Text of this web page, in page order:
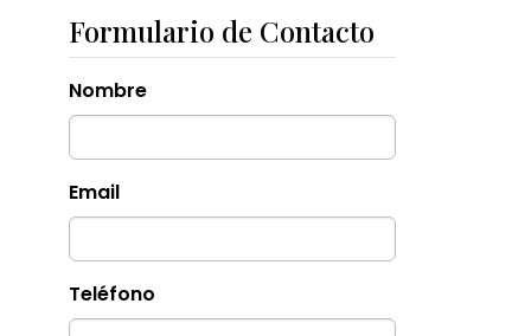
Formulario de Contacto
Nombre
Email
Teléfono